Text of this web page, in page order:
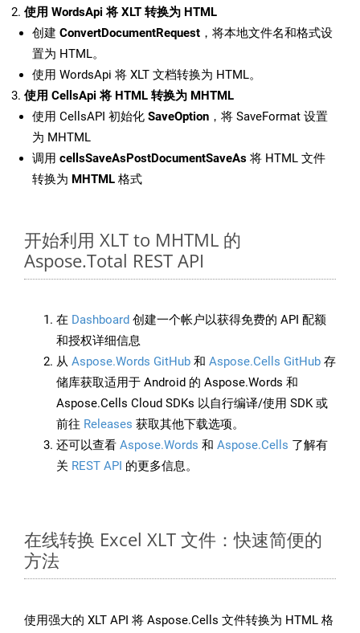
使用 WordsApi 将 XLT 转换为 HTML
创建 ConvertDocumentRequest ，将本地文件名和格式设
置为 HTML。
使用 WordsApi 将 XLT 文档转换为 HTML。
使用 CellsApi 将 HTML 转换为 MHTML
使用 CellsAPI 初始化 SaveOption ，将 SaveFormat 设置
为 MHTML
调用 cellsSaveAsPostDocumentSaveAs 将 HTML 文件
转换为 MHTML 格式
开始利用 XLT to MHTML 的
Aspose.Total REST API
在 Dashboard 创建一个帐户以获得免费的 API 配额
和授权详细信息
从 Aspose.Words GitHub 和 Aspose.Cells GitHub 存
储库获取适用于 Android 的 Aspose.Words 和
Aspose.Cells Cloud SDKs 以自行编译/使用 SDK 或
前往 Releases 获取其他下载选项。
还可以查看 Aspose.Words 和 Aspose.Cells 了解有
关 REST API 的更多信息。
在线转换 Excel XLT 文件：快速简便的
方法
使用强大的 XLT API 将 Aspose.Cells 文件转换为 HTML 格